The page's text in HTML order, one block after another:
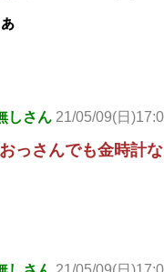
しさん 21/05/09(日
っさんでも金時計